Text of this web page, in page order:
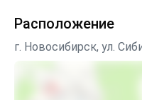
Расположение
г. Новосибирск, ул.